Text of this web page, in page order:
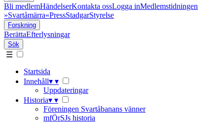
Bli medlemHändelserKontakta ossLogga inMedlemstidningen
»Svartåmärra«PressStadgarStyrelse
Forskning
BerättaEfterlysningar
Sök
☰
Startsida
Innehåll▾ ▾
Uppdateringar
Historia▾ ▾
Föreningen Svartåbanans vänner
mfÖrSJs historia